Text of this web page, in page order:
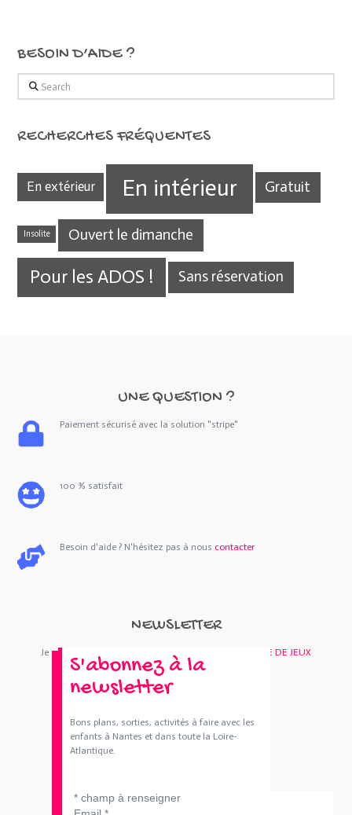
BESOIN D’AIDE ?
Search
RECHERCHES FRÉQUENTES
En extérieur En intérieur Gratuit
Insolite Ouvert le dimanche
Pour les ADOS ! Sans réservation
UNE QUESTION ?
Paiement sécurisé avec la solution "stripe"
100 % satisfait
Besoin d'aide ? N'hésitez pas à nous contacter
NEWSLETTER
Je m'abonne : Newsletter SORTIES 44 BOUTIQUE DE JEUX
S'abonnez à la
newsletter
Bons plans, sorties, activités à faire avec les
enfants à Nantes et dans toute la Loire-
Atlantique.
* champ à renseigner